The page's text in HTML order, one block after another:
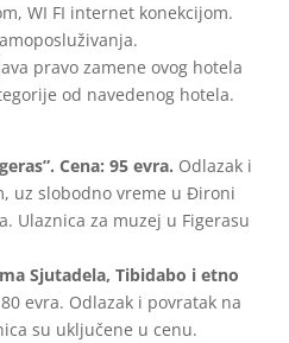
WI FI internet konekcijom.
pravo zamene ovog hotela
od navedenog hotela.
Cena: 95 evra. Odlazak i
uz slobodno vreme u Đironi
Ulaznica za muzej u Figerasu
Sjutadela, Tibidabo i etno
evra. Odlazak i povratak na
su uključene u cenu.